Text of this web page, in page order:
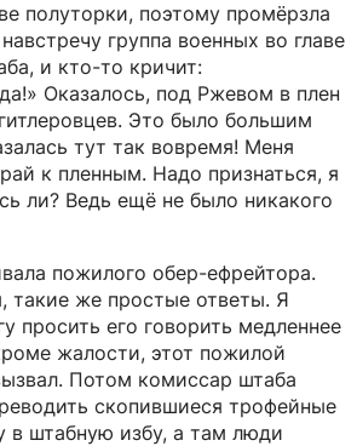
полуторки, поэтому промёрзла
группа военных во главе
и кто-то кричит:
Оказалось, под Ржевом в плен
Это было большим
тут так вовремя! Меня
к пленным. Надо признаться, я
ли? Ведь ещё не было никакого
пожилого обер-ефрейтора.
такие же простые ответы. Я
просить его говорить медленнее
жалости, этот пожилой
Потом комиссар штаба
скопившиеся трофейные
в штабную избу, а там люди